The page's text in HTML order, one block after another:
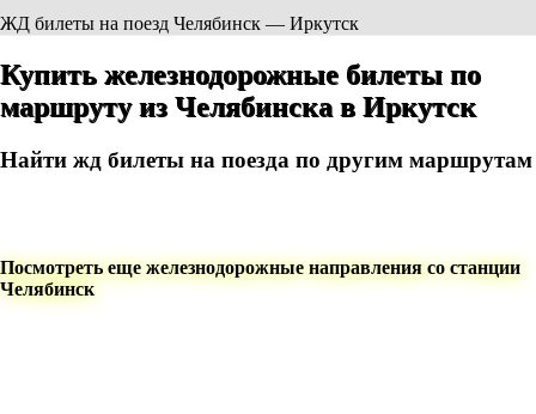
ЖД билеты на поезд Челябинск — Иркутск
Купить железнодорожные билеты по
маршруту из Челябинска в Иркутск
Найти жд билеты на поезда по другим маршрутам
Посмотреть еще железнодорожные направления со станции
Челябинск